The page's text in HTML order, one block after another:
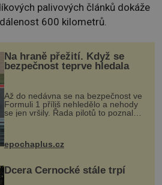
palivových článků dokáže
600 kilometrů.
Na hraně přežití. Když se
bezpečnost teprve hledala
Až do nedávna se na bezpečnost ve
Formuli 1 příliš nehledělo a nehody
se jen vršily. Řada pilotů to poznala
na vlastní kůži, často s trvalými
následky nebo bohužel i ztrátou
života. Dnes nepochopiteln...
epochaplus.cz
Dcera Černocké stále trpí